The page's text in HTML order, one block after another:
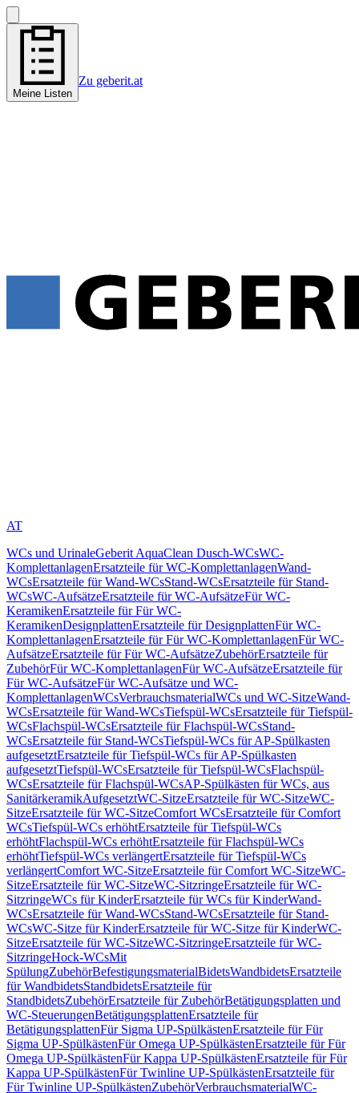
Meine Listen
Zu geberit.at
AT
WCs und UrinaleGeberit AquaClean Dusch-WCsWC-
KomplettanlagenErsatzteile für WC-KomplettanlagenWand-
WCsErsatzteile für Wand-WCsStand-WCsErsatzteile für Stand-
WCsWC-AufsätzeErsatzteile für WC-AufsätzeFür WC-
KeramikenErsatzteile für Für WC-
KeramikenDesignplattenErsatzteile für DesignplattenFür WC-
KomplettanlagenErsatzteile für Für WC-KomplettanlagenFür WC-
AufsätzeErsatzteile für Für WC-AufsätzeZubehörErsatzteile für
ZubehörFür WC-KomplettanlagenFür WC-AufsätzeErsatzteile für
Für WC-AufsätzeFür WC-Aufsätze und WC-
KomplettanlagenWCsVerbrauchsmaterialWCs und WC-SitzeWand-
WCsErsatzteile für Wand-WCsTiefspül-WCsErsatzteile für Tiefspül-
WCsFlachspül-WCsErsatzteile für Flachspül-WCsStand-
WCsErsatzteile für Stand-WCsTiefspül-WCs für AP-Spülkasten
aufgesetztErsatzteile für Tiefspül-WCs für AP-Spülkasten
aufgesetztTiefspül-WCsErsatzteile für Tiefspül-WCsFlachspül-
WCsErsatzteile für Flachspül-WCsAP-Spülkästen für WCs, aus
SanitärkeramikAufgesetztWC-SitzeErsatzteile für WC-SitzeWC-
SitzeErsatzteile für WC-SitzeComfort WCsErsatzteile für Comfort
WCsTiefspül-WCs erhöhtErsatzteile für Tiefspül-WCs
erhöhtFlachspül-WCs erhöhtErsatzteile für Flachspül-WCs
erhöhtTiefspül-WCs verlängertErsatzteile für Tiefspül-WCs
verlängertComfort WC-SitzeErsatzteile für Comfort WC-SitzeWC-
SitzeErsatzteile für WC-SitzeWC-SitzringeErsatzteile für WC-
SitzringeWCs für KinderErsatzteile für WCs für KinderWand-
WCsErsatzteile für Wand-WCsStand-WCsErsatzteile für Stand-
WCsWC-Sitze für KinderErsatzteile für WC-Sitze für KinderWC-
SitzeErsatzteile für WC-SitzeWC-SitzringeErsatzteile für WC-
SitzringeHock-WCsMit
SpülungZubehörBefestigungsmaterialBidetsWandbidetsErsatzteile
für WandbidetsStandbidetsErsatzteile für
StandbidetsZubehörErsatzteile für ZubehörBetätigungsplatten und
WC-SteuerungenBetätigungsplattenErsatzteile für
BetätigungsplattenFür Sigma UP-SpülkästenErsatzteile für Für
Sigma UP-SpülkästenFür Omega UP-SpülkästenErsatzteile für Für
Omega UP-SpülkästenFür Kappa UP-SpülkästenErsatzteile für Für
Kappa UP-SpülkästenFür Twinline UP-SpülkästenErsatzteile für
Für Twinline UP-SpülkästenZubehörVerbrauchsmaterialWC-